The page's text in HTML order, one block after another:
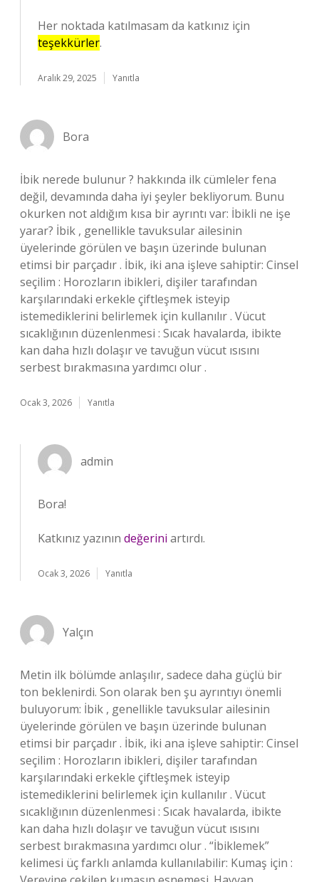
Her noktada katılmasam da katkınız için
teşekkürler.
Aralık 29, 2025 Yanıtla
Bora
İbik nerede bulunur ? hakkında ilk cümleler fena
değil, devamında daha iyi şeyler bekliyorum. Bunu
okurken not aldığım kısa bir ayrıntı var: İbikli ne işe
yarar? İbik , genellikle tavuksular ailesinin
üyelerinde görülen ve başın üzerinde bulunan
etimsi bir parçadır . İbik, iki ana işleve sahiptir: Cinsel
seçilim : Horozların ibikleri, dişiler tarafından
karşılarındaki erkekle çiftleşmek isteyip
istemediklerini belirlemek için kullanılır . Vücut
sıcaklığının düzenlenmesi : Sıcak havalarda, ibikte
kan daha hızlı dolaşır ve tavuğun vücut ısısını
serbest bırakmasına yardımcı olur .
Ocak 3, 2026 Yanıtla
admin
Bora!
Katkınız yazının değerini artırdı.
Ocak 3, 2026 Yanıtla
Yalçın
Metin ilk bölümde anlaşılır, sadece daha güçlü bir
ton beklenirdi. Son olarak ben şu ayrıntıyı önemli
buluyorum: İbik , genellikle tavuksular ailesinin
üyelerinde görülen ve başın üzerinde bulunan
etimsi bir parçadır . İbik, iki ana işleve sahiptir: Cinsel
seçilim : Horozların ibikleri, dişiler tarafından
karşılarındaki erkekle çiftleşmek isteyip
istemediklerini belirlemek için kullanılır . Vücut
sıcaklığının düzenlenmesi : Sıcak havalarda, ibikte
kan daha hızlı dolaşır ve tavuğun vücut ısısını
serbest bırakmasına yardımcı olur . “İbiklemek”
kelimesi üç farklı anlamda kullanılabilir: Kumaş için :